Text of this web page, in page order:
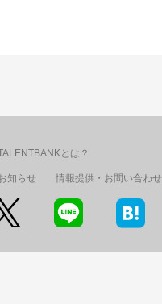
とは？
知らせ 情報提供・お問い合わせ